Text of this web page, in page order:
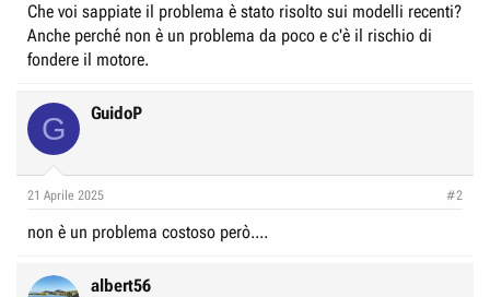
o
n
e
Che voi sappiate il problema è stato risolto sui modelli recenti?
Anche perché non è un problema da poco e c'è il rischio di
fondere il motore.
G GuidoP
21 Aprile 2025 #2
non è un problema costoso però....
albert56